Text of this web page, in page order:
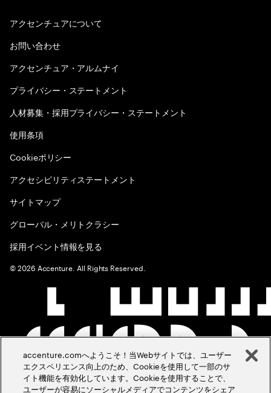
アクセンチュアについて
お問い合わせ
アクセンチュア・アルムナイ
プライバシー・ステートメント
人材募集・採用プライバシー・ステートメント
使用条項
Cookieポリシー
アクセシビリティステートメント
サイトマップ
グローバル・メリトクラシー
採用イベント情報を見る
©2026 Accenture. All Rights Reserved.
accenture.comへようこそ！当Webサイトでは、ユーザー
エクスペリエンス向上のため、Cookieを使用して一部のサ
イト機能を有効化しています。Cookieを使用することで、
ユーザーが容易にソーシャルメディアでコンテンツをシェア